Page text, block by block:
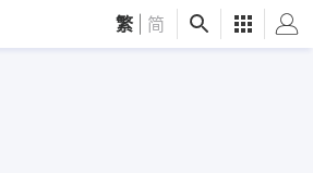
繁 简